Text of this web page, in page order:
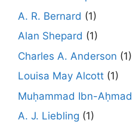
A. R. Bernard (1)
Alan Shepard (1)
Charles A. Anderson (1)
Louisa May Alcott (1)
Muḥammad Ibn-
A. J. Liebling (1)